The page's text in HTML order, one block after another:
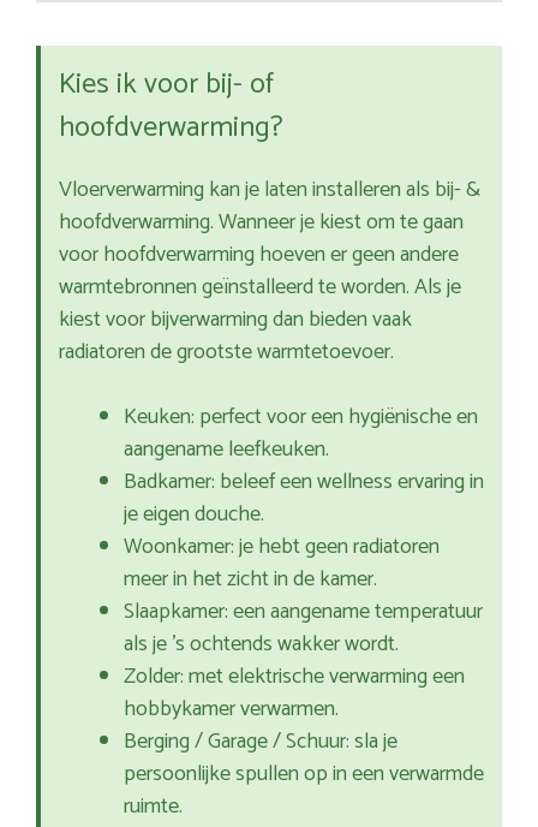
Kies ik voor bij- of
hoofdverwarming?
Vloerverwarming kan je laten installeren als bij- &
hoofdverwarming. Wanneer je kiest om te gaan
voor hoofdverwarming hoeven er geen andere
warmtebronnen geïnstalleerd te worden. Als je
kiest voor bijverwarming dan bieden vaak
radiatoren de grootste warmtetoevoer.
Keuken: perfect voor een hygiënische en
aangename leefkeuken.
Badkamer: beleef een wellness ervaring in
je eigen douche.
Woonkamer: je hebt geen radiatoren
meer in het zicht in de kamer.
Slaapkamer: een aangename temperatuur
als je ’s ochtends wakker wordt.
Zolder: met elektrische verwarming een
hobbykamer verwarmen.
Berging / Garage / Schuur: sla je
persoonlijke spullen op in een verwarmde
ruimte.